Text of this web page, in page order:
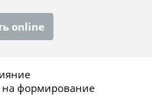
online
формирование